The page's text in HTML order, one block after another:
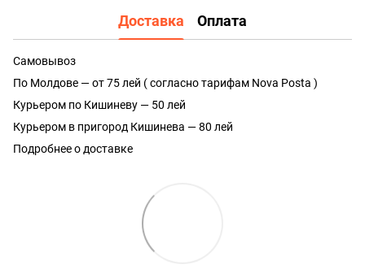
Доставка Оплата
Самовывоз
По Молдове — от 75 лей ( согласно тарифам Nova Posta )
Курьером по Кишиневу — 50 лей
Курьером в пригород Кишинева — 80 лей
Подробнее о доставке